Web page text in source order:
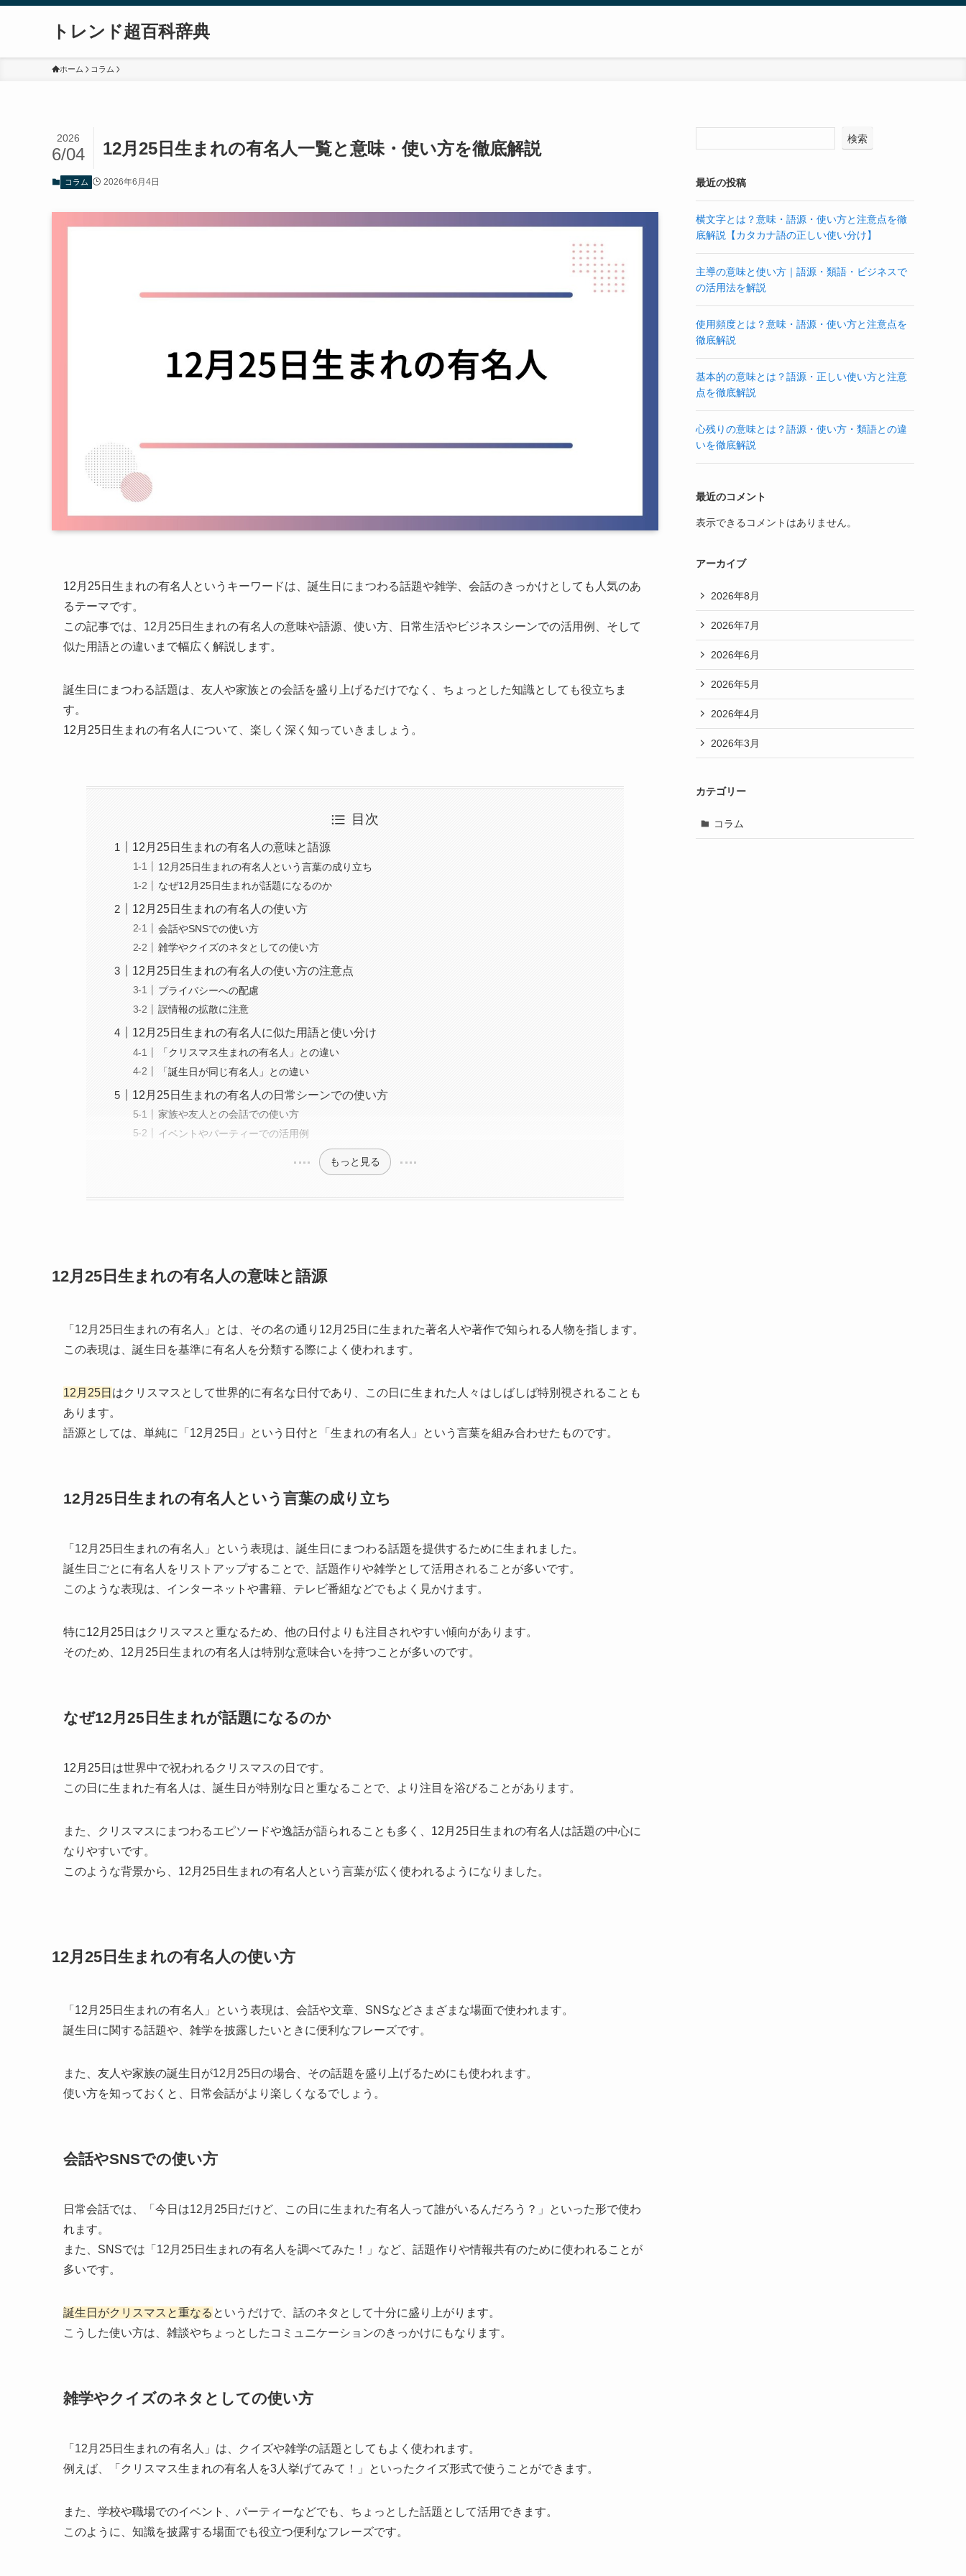
トレンド超百科辞典
ホーム コラム
12月25日生まれの有名人一覧と意味・使い方を徹底解説
2026
6/04
コラム 2026年6月4日
12月25日生まれの有名人というキーワードは、誕生日にまつわる話題や雑学、会話のきっかけとしても人気のあ
るテーマです。
この記事では、12月25日生まれの有名人の意味や語源、使い方、日常生活やビジネスシーンでの活用例、そして
似た用語との違いまで幅広く解説します。
誕生日にまつわる話題は、友人や家族との会話を盛り上げるだけでなく、ちょっとした知識としても役立ちま
す。
12月25日生まれの有名人について、楽しく深く知っていきましょう。
目次
12月25日生まれの有名人の意味と語源
12月25日生まれの有名人という言葉の成り立ち
なぜ12月25日生まれが話題になるのか
12月25日生まれの有名人の使い方
会話やSNSでの使い方
雑学やクイズのネタとしての使い方
12月25日生まれの有名人の使い方の注意点
プライバシーへの配慮
誤情報の拡散に注意
12月25日生まれの有名人に似た用語と使い分け
「クリスマス生まれの有名人」との違い
「誕生日が同じ有名人」との違い
12月25日生まれの有名人の日常シーンでの使い方
家族や友人との会話での使い方
イベントやパーティーでの活用例
もっと見る
12月25日生まれの有名人の意味と語源
「12月25日生まれの有名人」とは、その名の通り12月25日に生まれた著名人や著作で知られる人物を指します。
この表現は、誕生日を基準に有名人を分類する際によく使われます。
12月25日 はクリスマスとして世界的に有名な日付であり、この日に生まれた人々はしばしば特別視されることも
あります。
語源としては、単純に「12月25日」という日付と「生まれの有名人」という言葉を組み合わせたものです。
12月25日生まれの有名人という言葉の成り立ち
「12月25日生まれの有名人」という表現は、誕生日にまつわる話題を提供するために生まれました。
誕生日ごとに有名人をリストアップすることで、話題作りや雑学として活用されることが多いです。
このような表現は、インターネットや書籍、テレビ番組などでもよく見かけます。
特に12月25日はクリスマスと重なるため、他の日付よりも注目されやすい傾向があります。
そのため、12月25日生まれの有名人は特別な意味合いを持つことが多いのです。
なぜ12月25日生まれが話題になるのか
12月25日は世界中で祝われるクリスマスの日です。
この日に生まれた有名人は、誕生日が特別な日と重なることで、より注目を浴びることがあります。
また、クリスマスにまつわるエピソードや逸話が語られることも多く、12月25日生まれの有名人は話題の中心に
なりやすいです。
このような背景から、12月25日生まれの有名人という言葉が広く使われるようになりました。
12月25日生まれの有名人の使い方
「12月25日生まれの有名人」という表現は、会話や文章、SNSなどさまざまな場面で使われます。
誕生日に関する話題や、雑学を披露したいときに便利なフレーズです。
また、友人や家族の誕生日が12月25日の場合、その話題を盛り上げるためにも使われます。
使い方を知っておくと、日常会話がより楽しくなるでしょう。
会話やSNSでの使い方
日常会話では、「今日は12月25日だけど、この日に生まれた有名人って誰がいるんだろう？」といった形で使わ
れます。
また、SNSでは「12月25日生まれの有名人を調べてみた！」など、話題作りや情報共有のために使われることが
多いです。
誕生日がクリスマスと重なる というだけで、話のネタとして十分に盛り上がります。
こうした使い方は、雑談やちょっとしたコミュニケーションのきっかけにもなります。
雑学やクイズのネタとしての使い方
「12月25日生まれの有名人」は、クイズや雑学の話題としてもよく使われます。
例えば、「クリスマス生まれの有名人を3人挙げてみて！」といったクイズ形式で使うことができます。
また、学校や職場でのイベント、パーティーなどでも、ちょっとした話題として活用できます。
このように、知識を披露する場面でも役立つ便利なフレーズです。
検索
最近の投稿
横文字とは？意味・語源・使い方と注意点を徹
底解説【カタカナ語の正しい使い分け】
主導の意味と使い方｜語源・類語・ビジネスで
の活用法を解説
使用頻度とは？意味・語源・使い方と注意点を
徹底解説
基本的の意味とは？語源・正しい使い方と注意
点を徹底解説
心残りの意味とは？語源・使い方・類語との違
いを徹底解説
最近のコメント
表示できるコメントはありません。
アーカイブ
2026年8月
2026年7月
2026年6月
2026年5月
2026年4月
2026年3月
カテゴリー
コラム